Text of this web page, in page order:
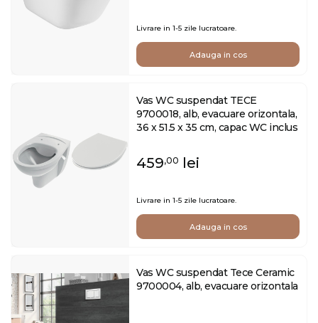
Livrare in 1-5 zile lucratoare.
Adauga in cos
Vas WC suspendat TECE
9700018, alb, evacuare orizontala,
36 x 51.5 x 35 cm, capac WC inclus
459,00 lei
Livrare in 1-5 zile lucratoare.
Adauga in cos
Vas WC suspendat Tece Ceramic
9700004, alb, evacuare orizontala